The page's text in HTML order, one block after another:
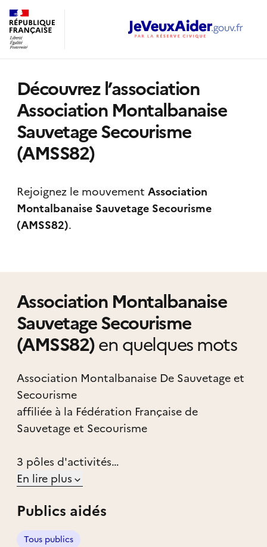
Découvrez l’association
Association Montalbanaise
Sauvetage Secourisme
(AMSS82)
Rejoignez le mouvement Association
Montalbanaise Sauvetage Secourisme
(AMSS82).
Association Montalbanaise
Sauvetage Secourisme
(AMSS82)en quelques mots
Association Montalbanaise De Sauvetage et
Secourisme
affiliée à la Fédération Française de
Sauvetage et Secourisme
3 pôles d'activités
- club de sauvetage sportif
- dispositif prévisionnel de secours
En lire plus
Publics aidés
Tous publics